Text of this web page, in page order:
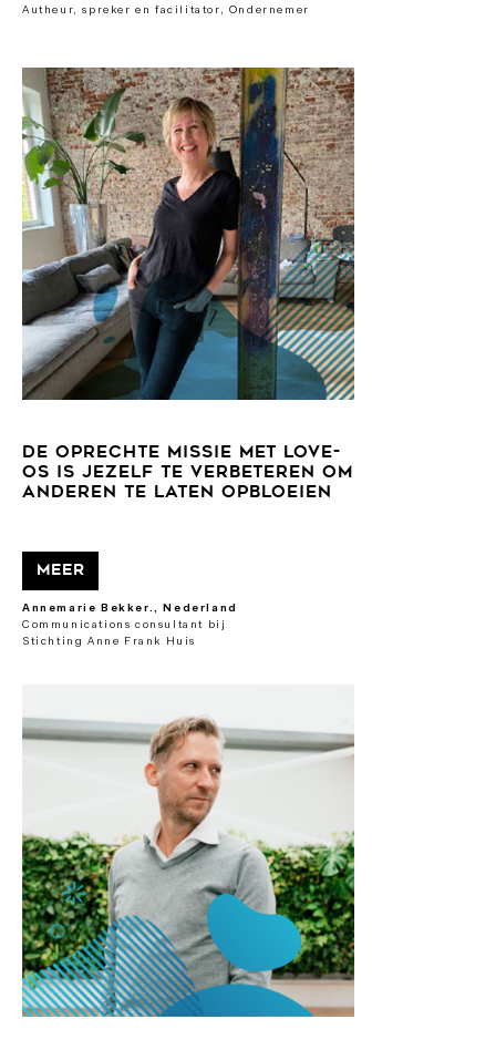
Autheur, spreker en facilitator, Ondernemer
DE OPRECHTE MISSIE MET LOVE-
OS IS JEZELF TE VERBETEREN OM
ANDEREN TE LATEN OPBLOEIEN
Meer
Annemarie Bekker., Nederland
Communications consultant bij
Stichting Anne Frank Huis